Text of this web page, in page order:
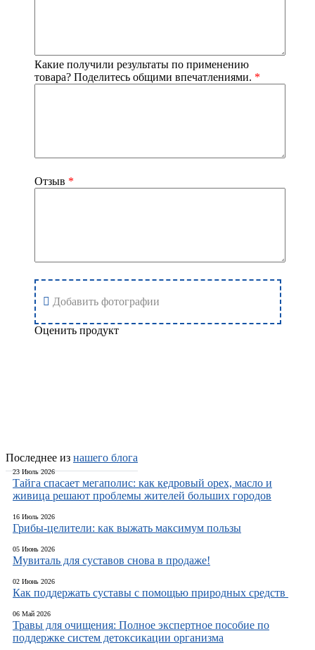
Какие получили результаты по применению
товара? Поделитесь общими впечатлениями. *
Отзыв *
Добавить фотографии
Оценить продукт
Последнее из нашего блога
23 Июль 2026
Тайга спасает мегаполис: как кедровый орех, масло и
живица решают проблемы жителей больших городов
16 Июль 2026
Грибы-целители: как выжать максимум пользы
05 Июнь 2026
Мувиталь для суставов снова в продаже!
02 Июнь 2026
Как поддержать суставы с помощью природных средств
06 Май 2026
Травы для очищения: Полное экспертное пособие по
поддержке систем детоксикации организма